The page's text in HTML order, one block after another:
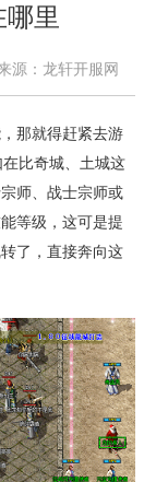
里
源：龙轩开服网
那就得赶紧去游
比奇城、土城这
师、战士宗师或
等级，这可是提
了，直接奔向这